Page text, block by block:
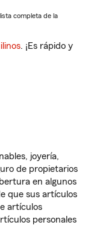
completa de la
. ¡Es rápido y
joyería,
de propietarios
en algunos
que sus artículos
artículos
personales